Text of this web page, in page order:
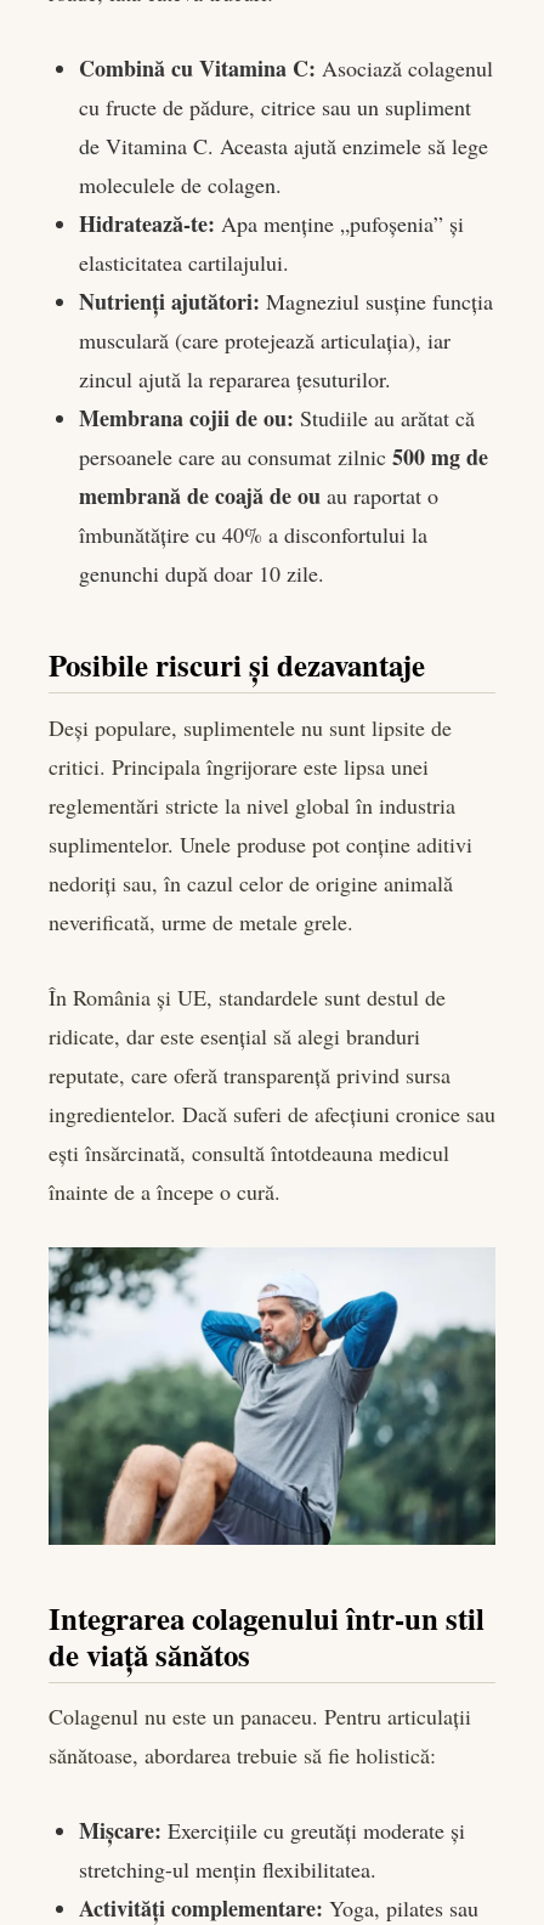
Combină cu Vitamina C: Asociază colagenul
cu fructe de pădure, citrice sau un supliment
de Vitamina C. Aceasta ajută enzimele să lege
moleculele de colagen.
Hidratează-te: Apa menține „pufoșenia” și
elasticitatea cartilajului.
Nutrienți ajutători: Magneziul susține funcția
musculară (care protejează articulația), iar
zincul ajută la repararea țesuturilor.
Membrana cojii de ou: Studiile au arătat că
persoanele care au consumat zilnic 500 mg de
membrană de coajă de ou au raportat o
îmbunătățire cu 40% a disconfortului la
genunchi după doar 10 zile.
Posibile riscuri și dezavantaje
Deși populare, suplimentele nu sunt lipsite de
critici. Principala îngrijorare este lipsa unei
reglementări stricte la nivel global în industria
suplimentelor. Unele produse pot conține aditivi
nedoriți sau, în cazul celor de origine animală
neverificată, urme de metale grele.
În România și UE, standardele sunt destul de
ridicate, dar este esențial să alegi branduri
reputate, care oferă transparență privind sursa
ingredientelor. Dacă suferi de afecțiuni cronice sau
ești însărcinată, consultă întotdeauna medicul
înainte de a începe o cură.
Integrarea colagenului într-un stil
de viață sănătos
Colagenul nu este un panaceu. Pentru articulații
sănătoase, abordarea trebuie să fie holistică:
Mișcare: Exercițiile cu greutăți moderate și
stretching-ul mențin flexibilitatea.
Activități complementare: Yoga, pilates sau